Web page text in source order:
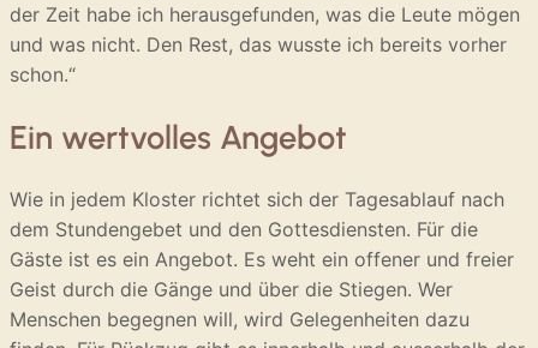
der Zeit habe ich herausgefunden, was die Leute mögen
und was nicht. Den Rest, das wusste ich bereits vorher
schon.“
Ein wertvolles Angebot
Wie in jedem Kloster richtet sich der Tagesablauf nach
dem Stundengebet und den Gottesdiensten. Für die
Gäste ist es ein Angebot. Es weht ein offener und freier
Geist durch die Gänge und über die Stiegen. Wer
Menschen begegnen will, wird Gelegenheiten dazu